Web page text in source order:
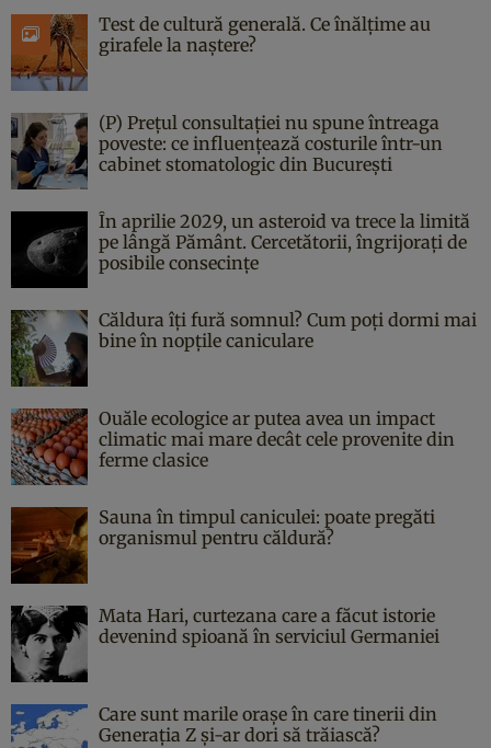
Test de cultură generală. Ce înălțime au
girafele la naștere?
(P) Prețul consultației nu spune întreaga
poveste: ce influențează costurile într-un
cabinet stomatologic din București
În aprilie 2029, un asteroid va trece la limită
pe lângă Pământ. Cercetătorii, îngrijorați de
posibile consecințe
Căldura îți fură somnul? Cum poți dormi mai
bine în nopțile caniculare
Ouăle ecologice ar putea avea un impact
climatic mai mare decât cele provenite din
ferme clasice
Sauna în timpul caniculei: poate pregăti
organismul pentru căldură?
Mata Hari, curtezana care a făcut istorie
devenind spioană în serviciul Germaniei
Care sunt marile orașe în care tinerii din
Generația Z și-ar dori să trăiască?